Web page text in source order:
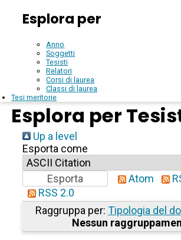
Esplora per
Anno
Soggetti
Tesisti
Relatori
Corsi di laurea
Classi di laurea
Tesi meritorie
Esplora per
Up a level
Esporta come
Atom
RSS 2.0
Raggruppa per: Tipologia del
Nessun